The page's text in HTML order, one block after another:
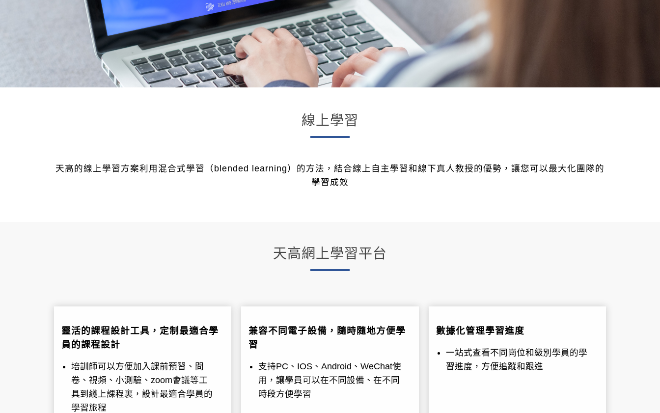
線上學習
天高的線上學習方案利用混合式學習（blended learning）的方法，結合線上自主學習和線下真人教授的優勢，讓您可以最大化團隊的
學習成效
天高網上學習平台
靈活的課程設計工具，定制最適合學
員的課程設計
培訓師可以方便加入課前預習、問
卷、視頻、小測驗、zoom會議等工
具到綫上課程裏，設計最適合學員的
學習旅程
兼容不同電子設備，隨時隨地方便學
習
支持PC、IOS、Android、WeChat使
用，讓學員可以在不同設備、在不同
時段方便學習
數據化管理學習進度
一站式查看不同崗位和級別學員的學
習進度，方便追蹤和跟進